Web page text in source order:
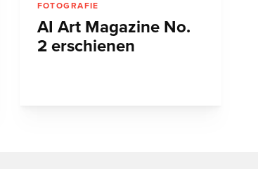
FOTOGRAFIE
AI Art Magazine No.
2 erschienen